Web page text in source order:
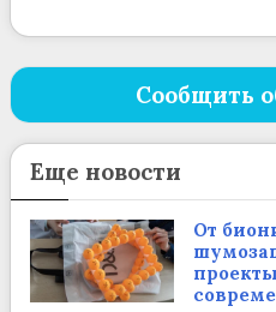
Сообщить
Еще новости
От